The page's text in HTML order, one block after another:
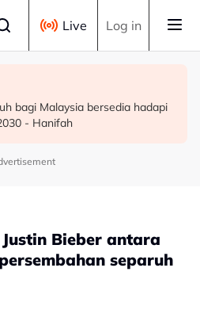
Live Log in
Bromo cecah 60 hektar,
kematian berkaitan haba
bagi Malaysia bersedia hadapi
- Hanifah
Bieber antara
separuh